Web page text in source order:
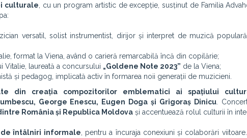
culturale , cu un program artistic de excepție, susținut de Familia
versatil, solist instrumentist, dirijor și interpret de muzică
format la Viena, având o carieră remarcabilă încă din copilărie;
Vitalie, laureată a concursului „Goldene Note 2023” de la Viena;
și pedagog, implicată activ în formarea noii generații de muzicieni.
din creația compozitorilor emblematici ai spațiului
George Enescu, Eugen Doga și Grigoraș Dinicu.
România și Republica Moldova și accentuează rolul culturii în
întâlniri informale , pentru a încuraja conexiuni și colaborări